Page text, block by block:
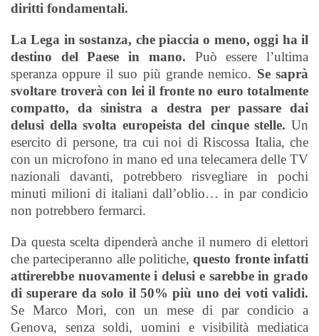
diritti fondamentali.
La Lega in sostanza, che piaccia o meno, oggi ha il
destino del Paese in mano. Può essere l’ultima
speranza oppure il suo più grande nemico. Se saprà
svoltare troverà con lei il fronte no euro totalmente
compatto, da sinistra a destra per passare dai
delusi della svolta europeista del cinque stelle. Un
esercito di persone, tra cui noi di Riscossa Italia, che
con un microfono in mano ed una telecamera delle TV
nazionali davanti, potrebbero risvegliare in pochi
minuti milioni di italiani dall’oblio… in par condicio
non potrebbero fermarci.
Da questa scelta dipenderà anche il numero di elettori
che parteciperanno alle politiche,questo fronte infatti
attirerebbe nuovamente i delusi e sarebbe in grado
di superare da solo il 50% più uno dei voti validi.
Se Marco Mori, con un mese di par condicio a
Genova, senza soldi, uomini e visibilità mediatica